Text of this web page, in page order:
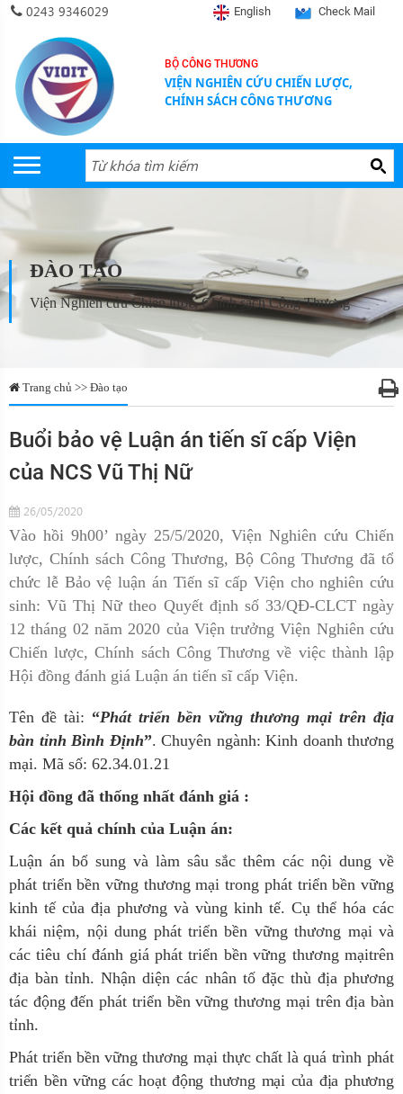
0243 9346029 English Check Mail
BỘ CÔNG THƯƠNG
VIỆN NGHIÊN CỨU CHIẾN LƯỢC,
CHÍNH SÁCH CÔNG THƯƠNG
ĐÀO TẠO
Viện Nghiên cứu Chiến lược, Chính sách Công Thương
Trang chủ >> Đào tạo
Buổi bảo vệ Luận án tiến sĩ cấp Viện
của NCS Vũ Thị Nữ
26/05/2020
Vào hồi 9h00’ ngày 25/5/2020, Viện Nghiên cứu Chiến
lược, Chính sách Công Thương, Bộ Công Thương đã tổ
chức lễ Bảo vệ luận án Tiến sĩ cấp Viện cho nghiên cứu
sinh:Vũ Thị Nữtheo Quyết định số 33/QĐ-CLCT ngày
12 tháng 02 năm 2020 của Viện trưởngViện Nghiên cứu
Chiến lược, Chính sách Công Thương về việc thành lập
Hội đồng đánh giá Luận án tiến sĩ cấp Viện.
Tên đề tài: “Phát triển bền vững thương mại trên địa
bàn tỉnh Bình Định”. Chuyên ngành: Kinh doanh thương
mại. Mã số: 62.34.01.21
Hội đồng đã thống nhất đánh giá :
Các kết quả chính của Luận án:
Luận án bổ sung và làm sâu sắc thêmcác nội dung về
phát triển bền vững thương mại trong phát triển bền vững
kinh tế của địa phương và vùng kinh tế. Cụ thể hóa các
khái niệm, nội dung phát triển bền vững thương mại và
các tiêu chí đánh giá phát triển bền vững thương mạitrên
địa bàn tỉnh. Nhận diện các nhân tố đặc thù địa phương
tác động đến phát triển bền vững thương mại trên địa bàn
tỉnh.
Phát triển bền vững thương mại thực chất là quá trình phát
triển bền vững các hoạt động thương mại của địa phương